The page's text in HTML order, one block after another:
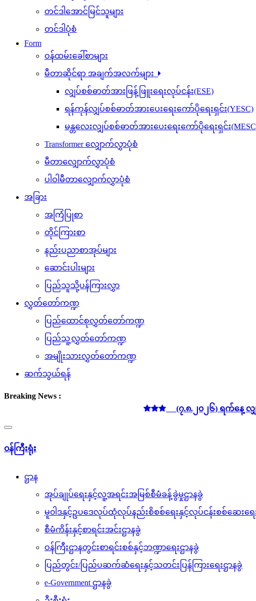
တင်ဒါအောင်မြင်သူများ
တင်ဒါပုံစံ
Form
ဝန်ထမ်းခေါ်စာများ
မီတာဆိုင်ရာ အချက်အလက်များ
လျှပ်စစ်ဓာတ်အားဖြန့်ဖြူးရေးလုပ်ငန်း(ESE)
ရန်ကုန်လျှပ်စစ်ဓာတ်အားပေးရေးကော်ပိုရေးရှင်း(YESC)
မန္တလေးလျှပ်စစ်ဓာတ်အားပေးရေးကော်ပိုရေးရှင်း
Transformer လျှောက်လွှာပုံစံ
မီတာလျှောက်လွှာပုံစံ
ပါဝါမီတာလျှောက်လွှာပုံစံ
အခြား
အကြံပြုစာ
တိုင်ကြားစာ
နည်းပညာစာအုပ်များ
ဆောင်းပါးများ
ပြည်သူသို့ပန်ကြားလွှာ
လွှတ်တော်ကဏ္ဍ
ပြည်ထောင်စုလွှတ်တော်ကဏ္ဍ
ပြည်သူ့လွှတ်တော်ကဏ္ဍ
အမျိုးသားလွှတ်တော်ကဏ္ဍ
ဆက်သွယ်ရန်
Breaking News :
(၇.၈.၂၀၂၆) ရက်နေ့ လျှပ်စ
Toggle
၀န်ကြီးရုံး
ဌာန
အုပ်ချုပ်ရေးနှင့်လူ့အရင်းအမြစ်စီမံခန့်ခွဲမှုဌာနခွဲ
မူ၀ါဒနှင့်ဥပဒေလုပ်ထုံလုပ်နည်းစိစစ်ရေးနှင့်လုပ်ငန်းစစ်ဆေးရေ
စီမံကိန်းနှင့်စာရင်းအင်းဌာနခွဲ
ဝန်ကြီးဌာနတွင်းစာရင်းစစ်နှင့်ဘဏ္ဍာရေးဌာနခွဲ
ပြည်တွင်း/ပြည်ပဆက်ဆံရေးနှင့်သတင်းပြန်ကြားရေးဌာနခွဲ
e-Government ဌာနခွဲ